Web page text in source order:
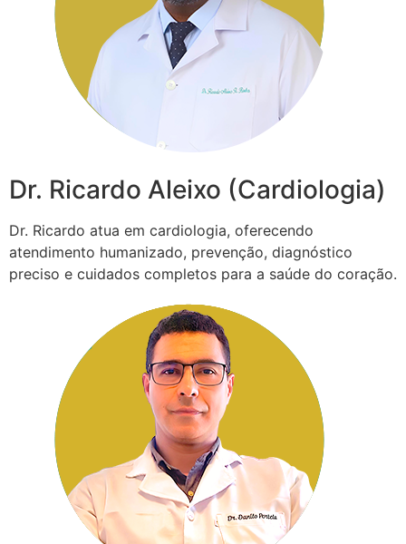
Dr. Ricardo Aleixo (Cardiologia)
Dr. Ricardo atua em cardiologia, oferecendo
atendimento humanizado, prevenção, diagnóstico
preciso e cuidados completos para a saúde do coração.